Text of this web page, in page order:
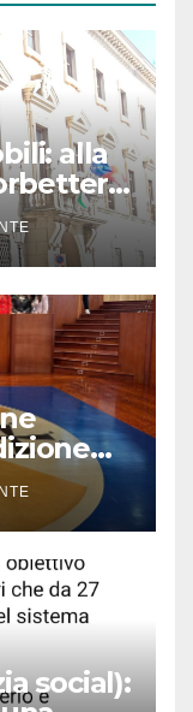
alla
e il
social):